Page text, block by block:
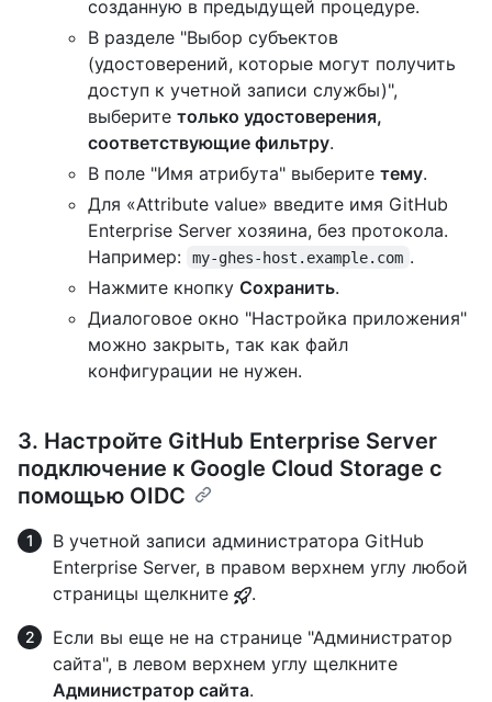
созданную в предыдущей процедуре.
В разделе "Выбор субъектов
(удостоверений, которые могут получить
доступ к учетной записи службы)",
выберите только удостоверения,
соответствующие фильтру.
В поле "Имя атрибута" выберите тему.
Для «Attribute value» введите имя GitHub
Enterprise Server хозяина, без протокола.
Например:
my-ghes-host.example.com .
Нажмите кнопку Сохранить.
Диалоговое окно "Настройка приложения"
можно закрыть, так как файл
конфигурации не нужен.
3. Настройте GitHub Enterprise Server
подключение к Google Cloud Storage с
помощью OIDC
В учетной записи администратора GitHub
Enterprise Server, в правом верхнем углу любой
страницы щелкните
.
Если вы еще не на странице "Администратор
сайта", в левом верхнем углу щелкните
Администратор сайта.